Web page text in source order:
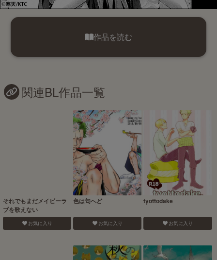
作品を読む
関連BL作品一覧
それでもまだメイビーラ
ブを歌えない
お気に入り
色は匂へど
お気に入り
tyottodake
お気に入り